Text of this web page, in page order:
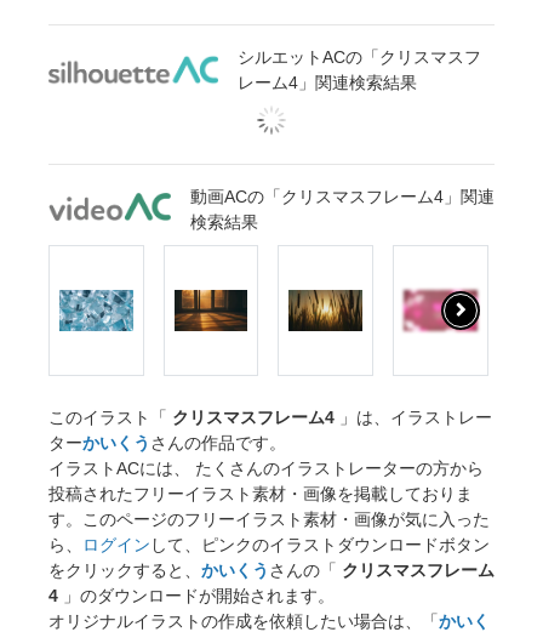
シルエットACの「クリスマスフ
レーム4」関連検索結果
動画ACの「クリスマスフレーム4」関連
検索結果
このイラスト「 クリスマスフレーム4 」は、イラストレー
ターかいくう さんの作品です。
イラストACには、 たくさんのイラストレーターの方から
投稿されたフリーイラスト素材・画像を掲載しておりま
す。このページのフリーイラスト素材・画像が気に入った
ら、
ログイン して、ピンクのイラストダウンロードボタン
をクリックすると、 かいくう さんの「 クリスマスフレーム
4 」のダウンロードが開始されます。
オリジナルイラストの作成を依頼したい場合は、「かいく